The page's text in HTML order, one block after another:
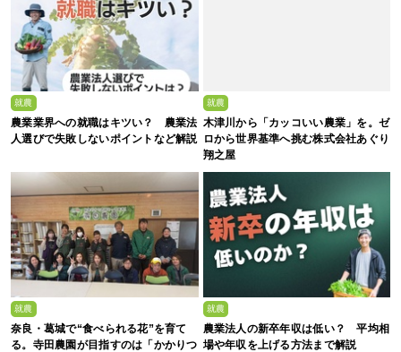
就農
農業業界への就職はキツい？ 農業法
人選びで失敗しないポイントなど解説
就農
木津川から「カッコいい農業」を。ゼ
ロから世界基準へ挑む株式会社あぐり
翔之屋
就農
奈良・葛城で“食べられる花”を育て
る。寺田農園が目指すのは「かかりつ
就農
農業法人の新卒年収は低い？ 平均相
場や年収を上げる方法まで解説